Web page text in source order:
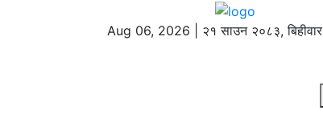
Aug 06, 2026 | २१ साउन २०८३, बिहीवार